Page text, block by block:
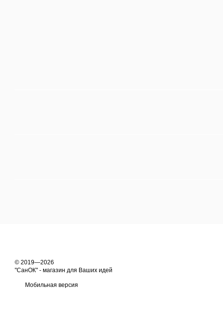
© 2019—2026
"СанОК" - магазин для Ваших идей
Мобильная версия